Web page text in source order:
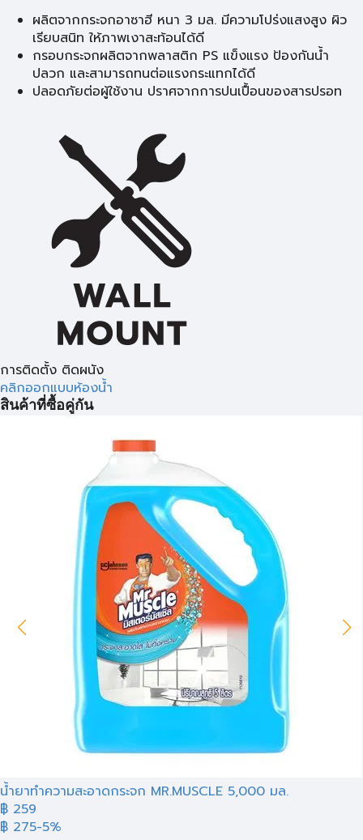
ผลิตจากกระจกอาซาฮี หนา 3 มล. มีความโปร่งแสงสูง ผิว
เรียบสนิท ให้ภาพเงาสะท้อนได้ดี
กรอบกระจกผลิตจากพลาสติก PS แข็งแรง ป้องกันน้ำ
ปลวก และสามารถทนต่อแรงกระแทกได้ดี
ปลอดภัยต่อผู้ใช้งาน ปราศจากการปนเปื้อนของสารปรอท
การติดตั้ง ติดผนัง
คลิกออกแบบห้องน้ำ
สินค้าที่ซื้อคู่กัน
น้ำยาทำความสะอาดกระจก MR.MUSCLE 5,000 มล.
฿ 259
฿ 275-5%